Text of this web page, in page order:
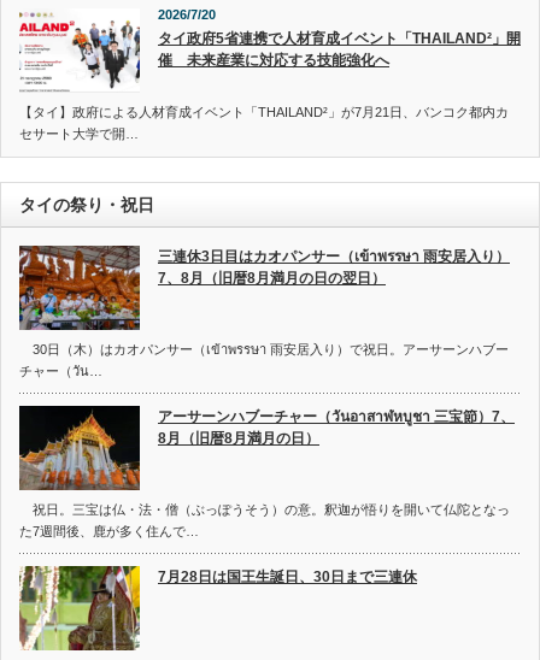
2026/7/20
タイ政府5省連携で人材育成イベント「THAILAND²」開
催 未来産業に対応する技能強化へ
【タイ】政府による人材育成イベント「THAILAND²」が7月21日、バンコク都内カ
セサート大学で開…
タイの祭り・祝日
三連休3日目はカオパンサー（เข้าพรรษา 雨安居入り）
7、8月（旧暦8月満月の日の翌日）
30日（木）はカオパンサー（เข้าพรรษา 雨安居入り）で祝日。アーサーンハブー
チャー（วัน…
アーサーンハブーチャー（วันอาสาฬหบูชา 三宝節）7、
8月（旧暦8月満月の日）
祝日。三宝は仏・法・僧（ぶっぽうそう）の意。釈迦が悟りを開いて仏陀となっ
た7週間後、鹿が多く住んで…
7月28日は国王生誕日、30日まで三連休